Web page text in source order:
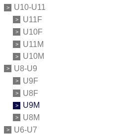
U10-U11
U11F
U10F
U11M
U10M
U8-U9
U9F
U8F
U9M
U8M
U6-U7